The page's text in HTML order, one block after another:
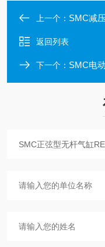
上一个： SMC减
返回列表
下一个： SMC电